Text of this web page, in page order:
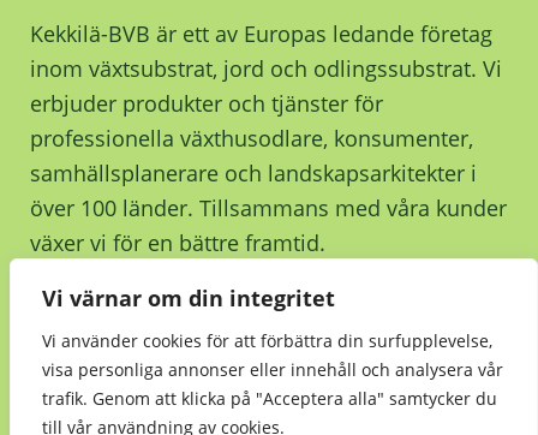
Vi värnar om din integritet
Vi använder cookies för att förbättra din surfupplevelse,
visa personliga annonser eller innehåll och analysera vår
trafik. Genom att klicka på "Acceptera alla" samtycker du
till vår användning av cookies.
Kekkilä-BVB är ett av Europas ledande företag
inom växtsubstrat, jord och odlingssubstrat. Vi
erbjuder produkter och tjänster för
professionella växthusodlare, konsumenter,
samhällsplanerare och landskapsarkitekter i
över 100 länder. Tillsammans med våra kunder
växer vi för en bättre framtid.
Kontakta oss